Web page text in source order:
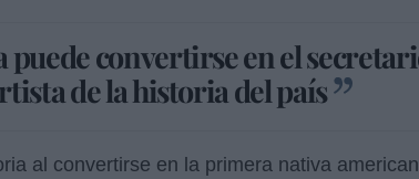
puede convertirse en el
de la historia del país
al convertirse en la primera nativa